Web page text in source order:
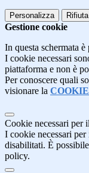
Personalizza
Gestione cookie
In questa schermata
I cookie necessari
piattaforma e non è
Per conoscere quali
visionare la
Cookie necessari per
I cookie necessari
disabilitati. È
policy.